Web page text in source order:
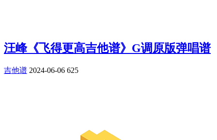
汪峰《飞得更高吉他谱》G调原版弹唱谱
吉他谱 2024-06-06 625